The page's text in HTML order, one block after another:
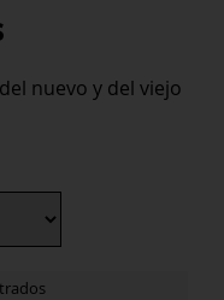
nuevo y del viejo